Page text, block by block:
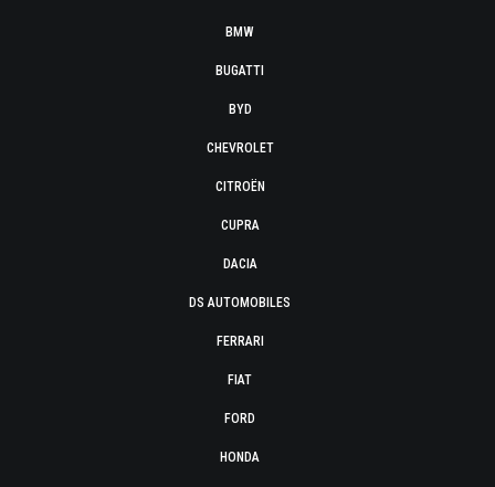
BMW
BUGATTI
BYD
CHEVROLET
CITROËN
CUPRA
DACIA
DS AUTOMOBILES
FERRARI
FIAT
FORD
HONDA